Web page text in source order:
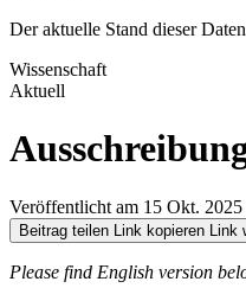
Der aktuelle Stand dieser
Wissenschaft
Aktuell
Veröffentlicht am 15 Okt. 2025
Beitrag teilen Link kopieren
Please find English version